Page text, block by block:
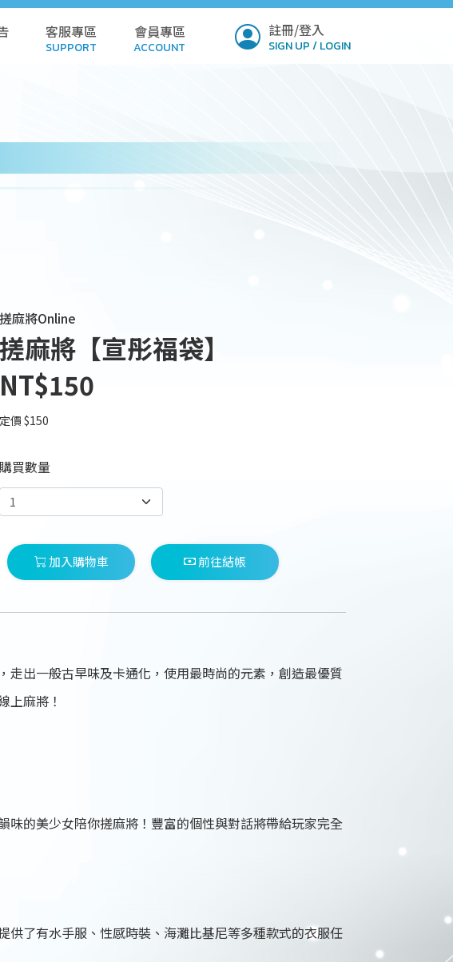
客服專區
SUPPORT
FAQ
會員專區
ACCOUNT
SETTINGS
註冊/登入
SIGN UP / LOGIN
搓麻將Online
搓麻將【宣彤福袋】
NT$150
定價 $150
購買數量
加入購物車 前往結帳
出一般古早味及卡通化，使用最時尚的元素，創造最優質
上麻將！
味的美少女陪你搓麻將！豐富的個性與對話將帶給玩家完全
了有水手服、性感時裝、海灘比基尼等多種款式的衣服任